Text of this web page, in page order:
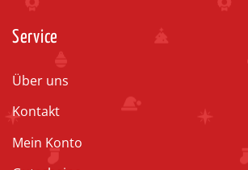
Service
Über uns
Kontakt
Mein Konto